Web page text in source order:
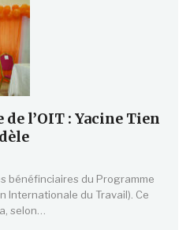
l’OIT : Yacine Tien
bénéfinciaires du Programme
Internationale du Travail). Ce
selon…